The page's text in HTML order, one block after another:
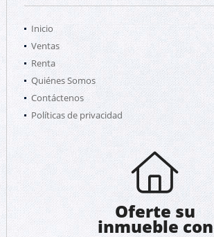
Inicio
Ventas
Renta
Quiénes Somos
Contáctenos
Políticas de privacidad
Oferte su
inmueble con